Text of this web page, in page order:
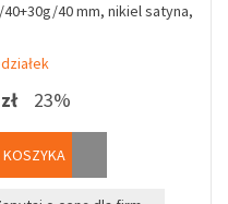
40+30g/40 mm, nikiel satyna,
23%
KOSZYKA